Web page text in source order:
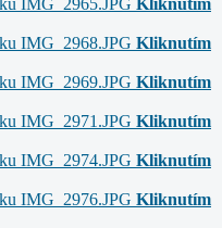
Kliknutím
Kliknutím
Kliknutím
Kliknutím
Kliknutím
Kliknutím